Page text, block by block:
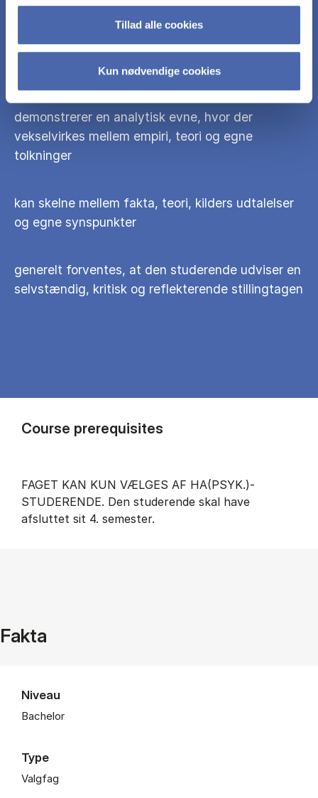
Tillad alle cookies
Kun nødvendige cookies
opstiller en klar struktur for analysen informeret
af problemet, teorien og/eller empirien
demonstrerer en analytisk evne, hvor der
vekselvirkes mellem empiri, teori og egne
tolkninger
kan skelne mellem fakta, teori, kilders udtalelser
og egne synspunkter
generelt forventes, at den studerende udviser en
selvstændig, kritisk og reflekterende stillingtagen
Course prerequisites
FAGET KAN KUN VÆLGES AF HA(PSYK.)-
STUDERENDE. Den studerende skal have
afsluttet sit 4. semester.
Fakta
Niveau
Bachelor
Type
Valgfag